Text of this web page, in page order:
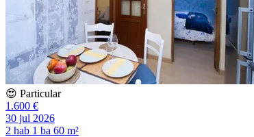
😍 Particular
1.600 €
30 jul 2026
2 hab 1 ba 60 m²